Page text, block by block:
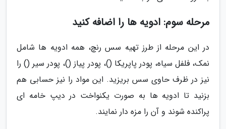
مرحله سوم: ادویه ها را اضافه کنید
در این مرحله از طرز تهیه سس رنچ، همه ادویه ها شامل
نمک، فلفل سیاه، پودر پاپریکا ()، پودر پیاز ()، پودر سیر () را
نیز در ظرف حاوی سس بریزید. این مواد را نیز حسابی هم
بزنید تا ادویه ها به صورت یکنواخت در دیپ خامه ای
پراکنده شوند و آن را مزه دار نمایند.